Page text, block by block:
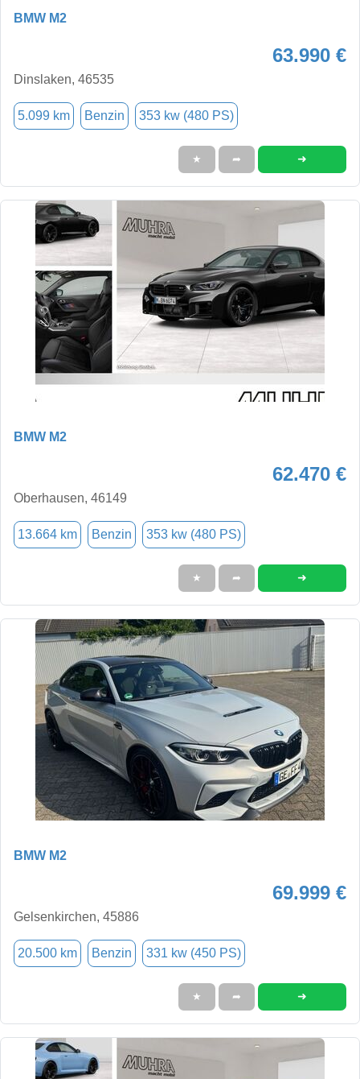
BMW M2
63.990 €
Dinslaken, 46535
5.099 km Benzin 353 kw (480 PS)
★ ➦ ➜
BMW M2
62.470 €
Oberhausen, 46149
13.664 km Benzin 353 kw (480 PS)
★ ➦ ➜
BMW M2
69.999 €
Gelsenkirchen, 45886
20.500 km Benzin 331 kw (450 PS)
★ ➦ ➜